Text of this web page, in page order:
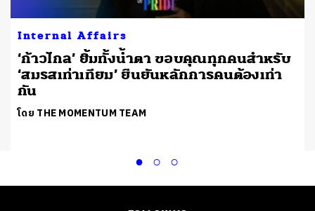
Internal Affairs
‘ก้าวไกล’ ยิ้มทั้งน้ำตา ขอบคุณทุกคนสำหรับ
‘สมรสเท่าเทียม’ ยืนยันหลักการคนต้องเท่า
กัน
โดย THE MOMENTUM TEAM